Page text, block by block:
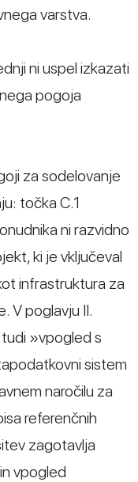
varstva.
ni uspel izkazati
pogoja
za sodelovanje
točka C.1
ni razvidno
ki je vključeval
infrastruktura za
V poglavju II.
»vpogled s
sistem
naročilu za
referenčnih
zagotavlja
vpogled